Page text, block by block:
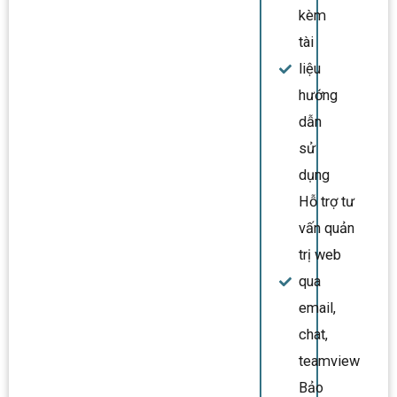
kèm
tài
liệu
hướng
dẫn
sử
dụng
Hỗ trợ tư
vấn quản
trị web
qua
email,
chat,
teamview
Bảo